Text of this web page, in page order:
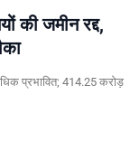
की जमीन रद्द,
प्रभावित; 414.25 करोड़